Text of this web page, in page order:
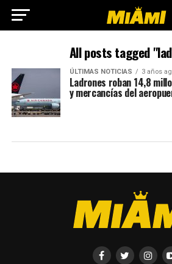
All posts tagged
ÚLTIMAS NOTICIAS 3 años
Ladrones roban 14,8
y mercancías del